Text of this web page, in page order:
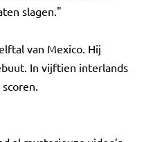
slagen."
van Mexico. Hij
In vijftien interlands